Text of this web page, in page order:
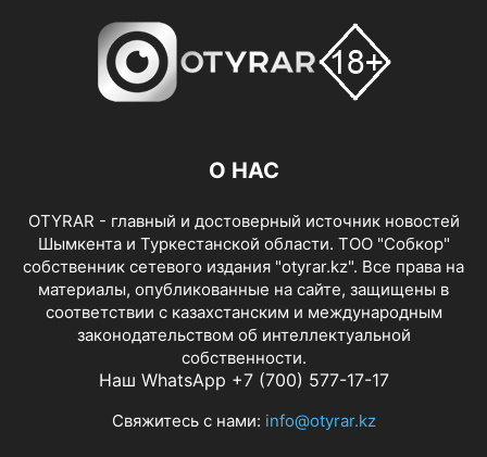
О НАС
OTYRAR - главный и достоверный источник новостей
Шымкента и Туркестанской области. ТОО "Собкор"
собственник сетевого издания "otyrar.kz". Все права на
материалы, опубликованные на сайте, защищены в
соответствии с казахстанским и международным
законодательством об интеллектуальной
собственности.
Наш WhatsApp +7 (700) 577-17-17
Свяжитесь с нами: info@otyrar.kz